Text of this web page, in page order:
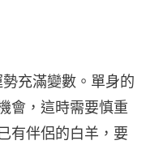
充滿變數。單身的
會，這時需要慎重
有伴侶的白羊，要